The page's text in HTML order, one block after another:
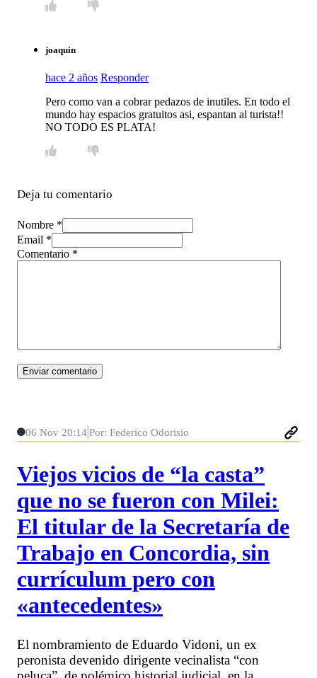
joaquin
hace 2 años Responder
Pero como van a cobrar pedazos de inutiles. En todo el
mundo hay espacios gratuitos asi, espantan al turista!!
NO TODO ES PLATA!
Deja tu comentario
Nombre *
Email *
Comentario *
06 Nov 20:14Por: Federico Odorisio
Viejos vicios de “la casta”
que no se fueron con Milei:
El titular de la Secretaría de
Trabajo en Concordia, sin
currículum pero con
«antecedentes»
El nombramiento de Eduardo Vidoni, un ex
peronista devenido dirigente vecinalista “con